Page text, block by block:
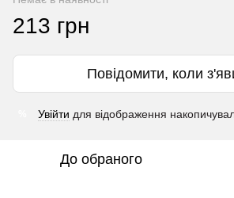
213 грн
Повідомити, коли
Увійти для відображення
До обраного